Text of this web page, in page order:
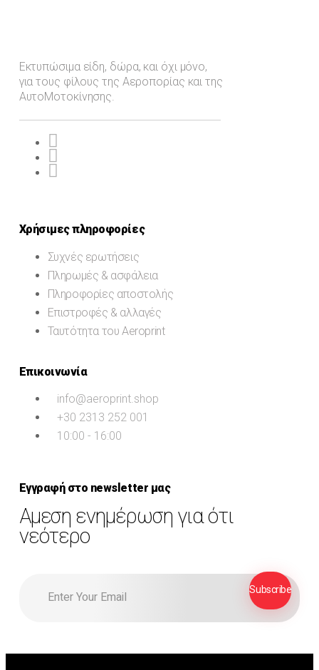
Εκτυπώσιμα είδη, δώρα, και όχι μόνο,
για τους φίλους της Αεροπορίας και της
ΑυτοΜοτοκίνησης.
Χρήσιμες πληροφορίες
Συχνές ερωτήσεις
Πληρωμές & ασφάλεια
Πληροφορίες αποστολής
Επιστροφές & αλλαγές
Ταυτότητα του Aeroprint
Επικοινωνία
info@aeroprint.shop
+30 2313 252 001
10:00 - 16:00
Εγγραφή στο newsletter μας
Αμεση ενημέρωση για ότι
νεότερο